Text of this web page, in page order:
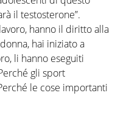
il testosterone”.
hanno il diritto alla
hai iniziato a
li hanno eseguiti
gli sport
le cose importanti